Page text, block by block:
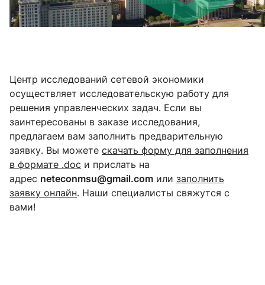
Центр исследований сетевой экономики
осуществляет исследовательскую работу для
решения управленческих задач. Если вы
заинтересованы в заказе исследования,
предлагаем вам заполнить предварительную
заявку. Вы можете скачать форму для заполнения
в формате .doc и прислать на
адрес neteconmsu@gmail.com или заполнить
заявку онлайн. Наши специалисты свяжутся с
вами!